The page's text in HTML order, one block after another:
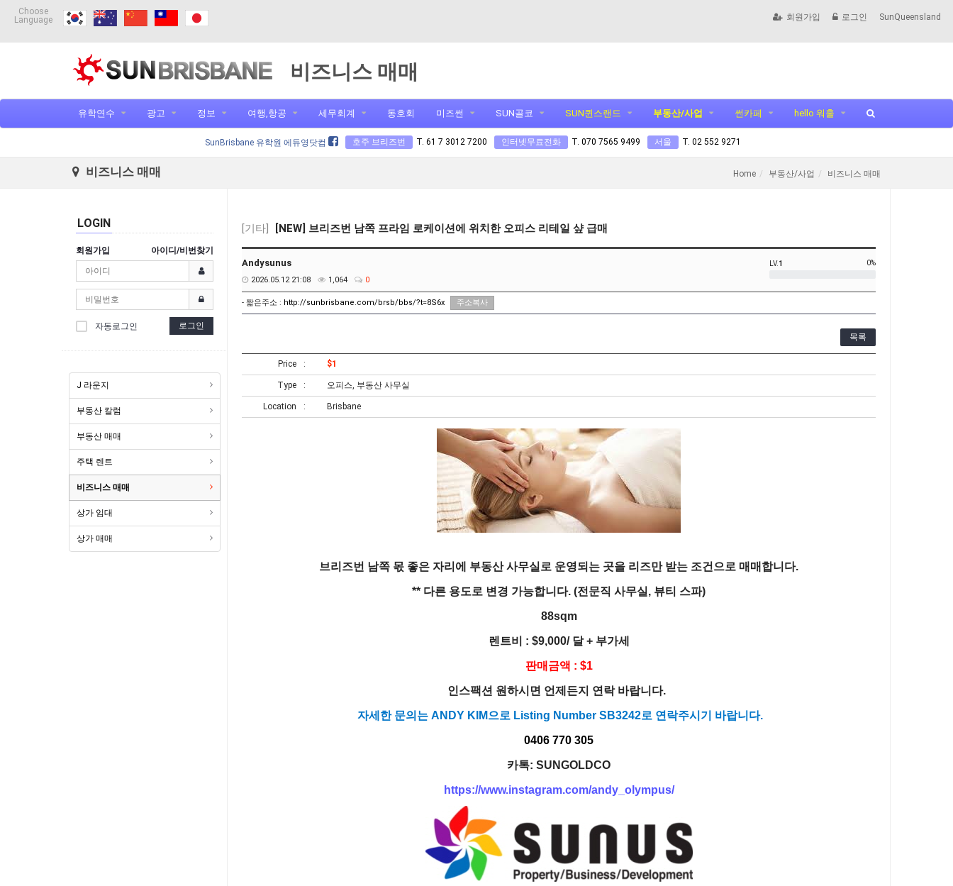
Choose
Language
회원가입 로그인 SunQueensland
비즈니스 매매
유학연수 광고 정보 여행,항공 세무회계 동호회 미즈썬 SUN골코 SUN퀸스랜드 부동산/사업 썬카페 hello 워홀
SunBrisbane 유학원 에듀영닷컴 호주 브리즈번 T. 61 7 3012 7200 인터넷무료전화 T. 070 7565 9499 서울 T. 02 552 9271
비즈니스 매매 Home 부동산/사업 비즈니스 매매
LOGIN
회원가입 아이디/비번찾기
자동로그인 로그인
J 라운지
부동산 칼럼
부동산 매매
주택 렌트
비즈니스 매매
상가 임대
상가 매매
[기타] [NEW] 브리즈번 남쪽 프라임 로케이션에 위치한 오피스 리테일 샾 급매
Andysunus
2026.05.12 21:08 1,064 0
LV.1 0%
- 짧은주소 : http://sunbrisbane.com/brsb/bbs/?t=8S6x 주소복사
목록
Price $1
Type 오피스, 부동산 사무실
Location Brisbane
브리즈번 남쪽 몫 좋은 자리에 부동산 사무실로 운영되는 곳을 리즈만 받는 조건으로 매매합니다.
** 다른 용도로 변경 가능합니다. (전문직 사무실, 뷰티 스파)
88sqm
렌트비 : $9,000/ 달 + 부가세
판매금액 : $1
인스팩션 원하시면 언제든지 연락 바랍니다.
자세한 문의는 ANDY KIM으로 Listing Number SB3242로 연락주시기 바랍니다.
0406 770 305
카톡: SUNGOLDCO
https://www.instagram.com/andy_olympus/